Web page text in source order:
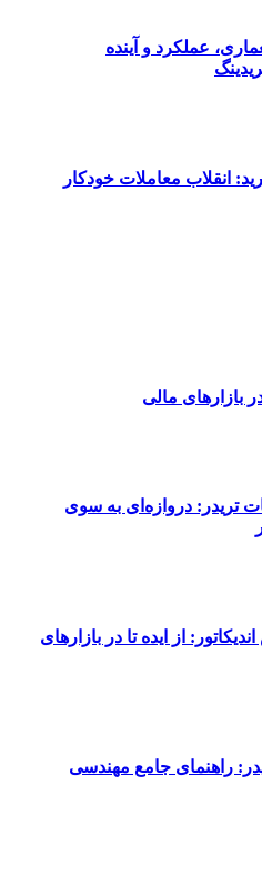
عملکرد و آینده
انقلاب معاملات خودکار
بازارهای مالی
تریدر: دروازه‌ای به سوی
از ایده تا در بازارهای
راهنمای جامع مهندسی